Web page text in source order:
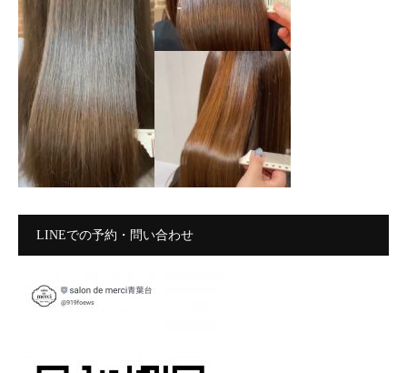
LINEでの予約・問い合わせ